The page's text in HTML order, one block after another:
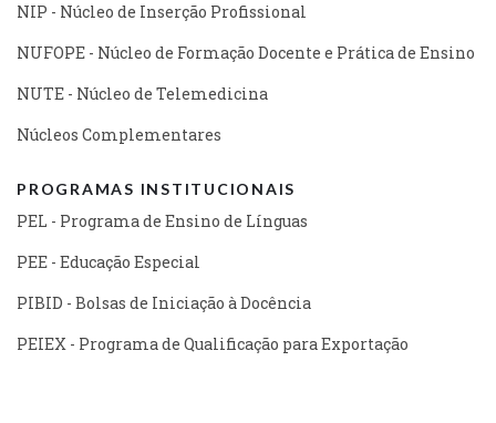
NIP - Núcleo de Inserção Profissional
NUFOPE - Núcleo de Formação Docente e Prática de Ensino
NUTE - Núcleo de Telemedicina
Núcleos Complementares
PROGRAMAS INSTITUCIONAIS
PEL - Programa de Ensino de Línguas
PEE - Educação Especial
PIBID - Bolsas de Iniciação à Docência
PEIEX - Programa de Qualificação para Exportação